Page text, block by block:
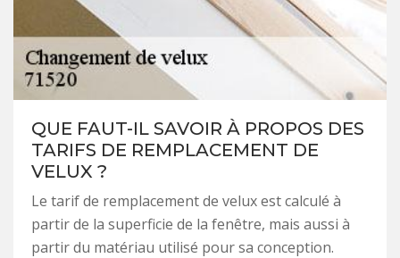
QUE FAUT-IL SAVOIR À PROPOS DES
TARIFS DE REMPLACEMENT DE
VELUX ?
Le tarif de remplacement de velux est calculé à
partir de la superficie de la fenêtre, mais aussi à
partir du matériau utilisé pour sa conception.